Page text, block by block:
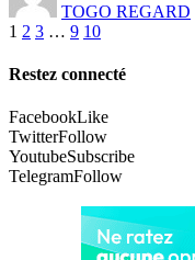
TOGO REGARD
1 2 3 … 9 10
Restez connecté
FacebookLike
TwitterFollow
YoutubeSubscribe
TelegramFollow